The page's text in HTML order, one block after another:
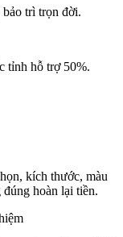
bảo trì trọn đời.
tỉnh hỗ trợ 50%.
kích thước, màu
đúng hoàn lại tiền.